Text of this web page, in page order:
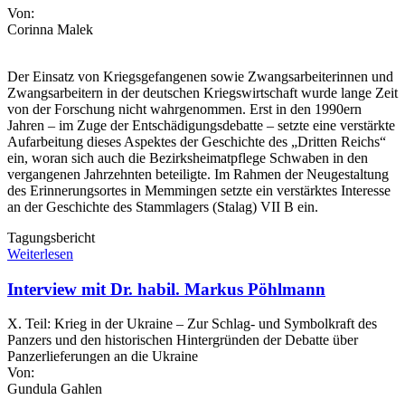
Von:
Corinna Malek
Der Einsatz von Kriegsgefangenen sowie Zwangsarbeiterinnen und
Zwangsarbeitern in der deutschen Kriegswirtschaft wurde lange Zeit
von der Forschung nicht wahrgenommen. Erst in den 1990ern
Jahren – im Zuge der Entschädigungsdebatte – setzte eine verstärkte
Aufarbeitung dieses Aspektes der Geschichte des „Dritten Reichs“
ein, woran sich auch die Bezirksheimatpflege Schwaben in den
vergangenen Jahrzehnten beteiligte. Im Rahmen der Neugestaltung
des Erinnerungsortes in Memmingen setzte ein verstärktes Interesse
an der Geschichte des Stammlagers (Stalag) VII B ein.
Tagungsbericht
Weiterlesen
Interview mit Dr. habil. Markus Pöhlmann
X. Teil: Krieg in der Ukraine – Zur Schlag- und Symbolkraft des
Panzers und den historischen Hintergründen der Debatte über
Panzerlieferungen an die Ukraine
Von:
Gundula Gahlen